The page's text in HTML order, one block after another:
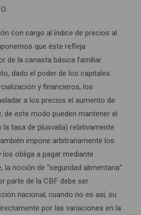
con cargo al índice de precios al
que éste refleja
de la canasta básica familiar
dado el poder de los capitales
y financieros, los
a los precios el aumento de
este modo pueden mantener el
la tasa de plusvalía) relativamente
impone arbitrariamente los
obliga a pagar mediante
la noción de “seguridad alimentaria”
parte de la CBF debe ser
nacional; cuando no es así, su
por las variaciones en la